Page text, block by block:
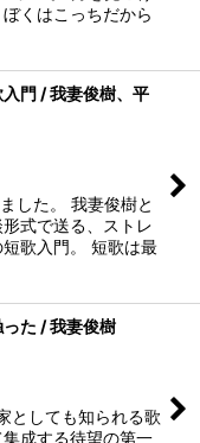
くはこっちだから
門 / 我妻俊樹、平
した。 我妻俊樹と
式で送る、ストレ
歌入門。 短歌は最
た / 我妻俊樹
しても知られる歌
成する待望の第一